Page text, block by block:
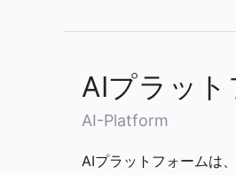
AIプラット
AI-Platform
AIプラットフォームは